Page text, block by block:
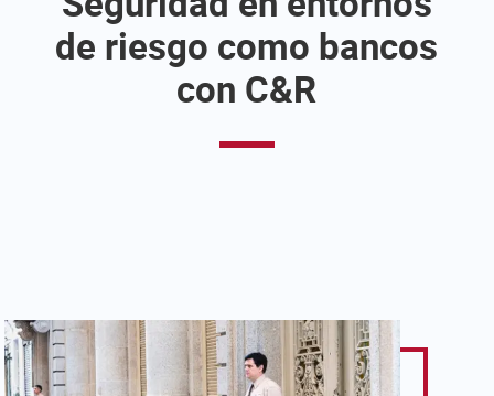
de riesgo como bancos
con C&R